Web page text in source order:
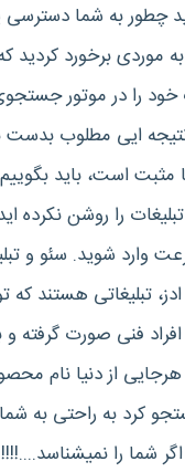
چطور به شما دسترسی
موردی برخورد کردید
را در موتور
ایی مطلوب بدست
است، باید
را روشن نکرده
وارد شوید. سئو و
تبلیغاتی هستند که
فنی صورت گرفته
از دنیا نام
کرد به راحتی به
شما را نمیشناسد....!!!!